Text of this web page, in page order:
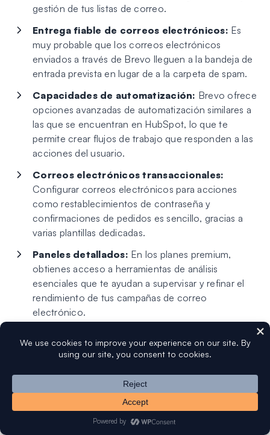
gestión de tus listas de correo.
Entrega fiable de correos electrónicos: Es
muy probable que los correos electrónicos
enviados a través de Brevo lleguen a la bandeja de
entrada prevista en lugar de a la carpeta de spam.
Capacidades de automatización: Brevo ofrece
opciones avanzadas de automatización similares a
las que se encuentran en HubSpot, lo que te
permite crear flujos de trabajo que responden a las
acciones del usuario.
Correos electrónicos transaccionales:
Configurar correos electrónicos para acciones
como restablecimientos de contraseña y
confirmaciones de pedidos es sencillo, gracias a
varias plantillas dedicadas.
Paneles detallados: En los planes premium,
obtienes acceso a herramientas de análisis
esenciales que te ayudan a supervisar y refinar el
rendimiento de tus campañas de correo
electrónico.
Brevo con WP Mail SMTP mejora la funcionalidad
con características como registros de correo
electrónico y seguimiento de aperturas y clics.
¿Cuánto cuesta Brevo?